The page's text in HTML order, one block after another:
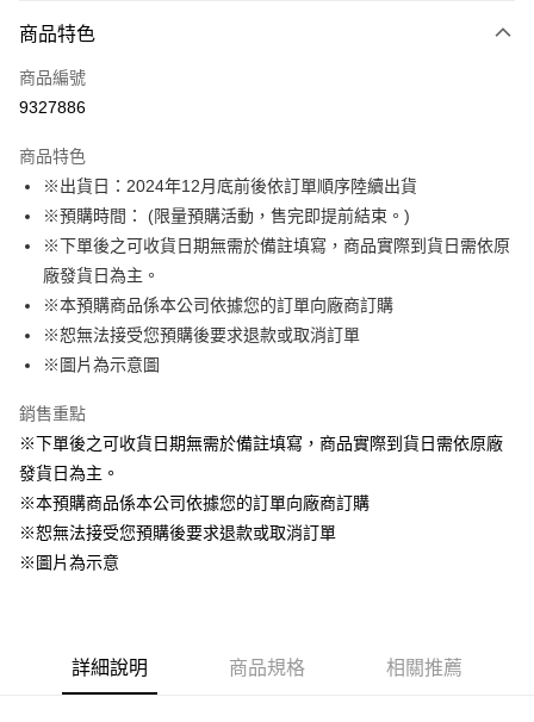
信用卡一次付款
超商取貨付款
Apple Pay
悠遊付
Google Pay
ATM付款
貨到付款
運送方式
全家取貨付款
每筆NT$65，滿NT$1,300(含以上)免運費
付款後全家取貨
每筆NT$65，滿NT$1,300(含以上)免運費
7-11取貨付款
商品特色
商品編號
9327886
商品特色
※出貨日：2024年12月底前後依訂單順序陸續出貨
※預購時間： (限量預購活動，售完即提前結束。)
※下單後之可收貨日期無需於備註填寫，商品實際到貨日需依原
廠發貨日為主。
※本預購商品係本公司依據您的訂單向廠商訂購
※恕無法接受您預購後要求退款或取消訂單
※圖片為示意圖
銷售重點
※下單後之可收貨日期無需於備註填寫，商品實際到貨日需依原廠
發貨日為主。
※本預購商品係本公司依據您的訂單向廠商訂購
※恕無法接受您預購後要求退款或取消訂單
※圖片為示意
詳細說明 商品規格 相關推薦